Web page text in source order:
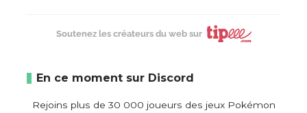
Soutenez les créateurs du web sur
En ce moment sur Discord
Rejoins plus de 30 000 joueurs des jeux Pokémon